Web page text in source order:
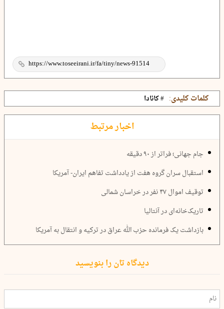
کلمات کلیدی: # کانادا
اخبار مرتبط
جام جهانی؛ فراتر از ۹۰ دقیقه
استقبال سران گروه هفت از یادداشت تفاهم ایران- آمریکا
توقیف اموال ۴۷ نفر در خراسان شمالی
تاریک‌خانه‌ای در آنتالیا
بازداشت یک فرمانده حزب الله عراق در ترکیه و انتقال به آمریکا
دیدگاه تان را بنویسید